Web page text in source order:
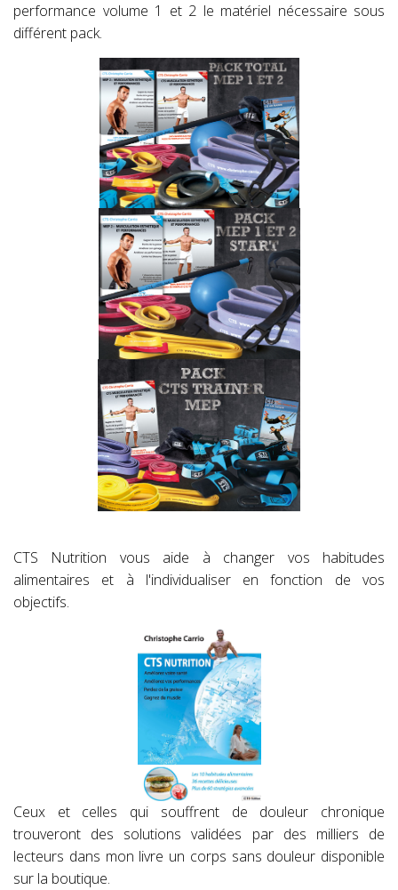
performance volume 1 et 2 le matériel nécessaire sous
différent pack.
CTS Nutrition vous aide à changer vos habitudes
alimentaires et à l'individualiser en fonction de vos
objectifs.
Ceux et celles qui souffrent de douleur chronique
trouveront des solutions validées par des milliers de
lecteurs dans mon livre un corps sans douleur disponible
sur la boutique.